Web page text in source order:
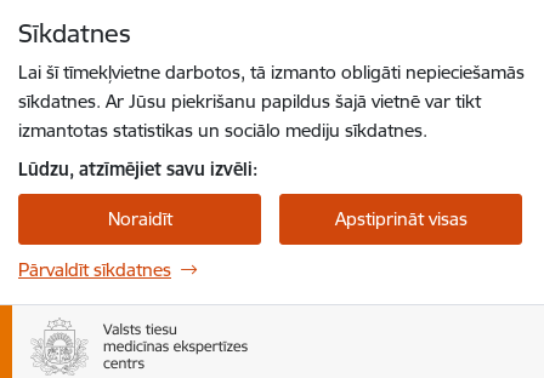
Sīkdatnes
Lai šī tīmekļvietne darbotos, tā izmanto obligāti nepieciešamās
sīkdatnes. Ar Jūsu piekrišanu papildus šajā vietnē var tikt
izmantotas statistikas un sociālo mediju sīkdatnes.
Lūdzu, atzīmējiet savu izvēli:
Noraidīt Apstiprināt visas
Pārvaldīt sīkdatnes